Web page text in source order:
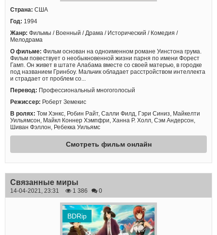
Страна: США
Год: 1994
Жанр: Фильмы / Военный / Драма / Исторический / Комедия /
Мелодрама
О фильме: Фильм основан на одноименном романе Уинстона грума.
Фильм повествует о необыкновенной жизни парня по имени Форест
Гамп. Он живет в штате Алабама вместе со своей матерью, в городке
под названием Гринбоу. Мальчик обладает расстройством интеллекта
и страдает от проблем со...
Перевод: Профессиональный многоголосый
Режиссер: Роберт Земекис
В ролях: Том Хэнкс, Робин Райт, Салли Филд, Гэри Синиз, Майкелти
Уильямсон, Майкл Коннер Хэмпфри, Ханна Р. Холл, Сэм Андерсон,
Шиван Фэллон, Ребекка Уильямс
Смотреть фильм онлайн
Связанные миры
14-04-2021, 23:31 1 386 0
BDRip